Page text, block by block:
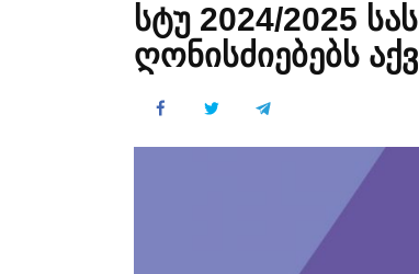
სტუ 2024/2025
ღონისძიებებს